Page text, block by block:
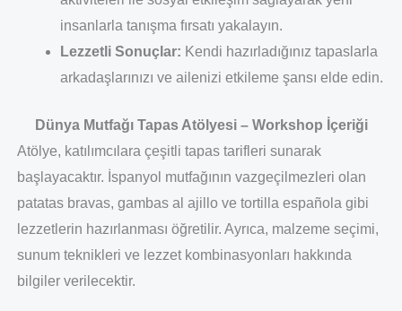
insanlarla tanışma fırsatı yakalayın.
Lezzetli Sonuçlar: Kendi hazırladığınız tapaslarla
arkadaşlarınızı ve ailenizi etkileme şansı elde edin.
Dünya Mutfağı Tapas Atölyesi – Workshop İçeriği
Atölye, katılımcılara çeşitli tapas tarifleri sunarak
başlayacaktır. İspanyol mutfağının vazgeçilmezleri olan
patatas bravas, gambas al ajillo ve tortilla española gibi
lezzetlerin hazırlanması öğretilir. Ayrıca, malzeme seçimi,
sunum teknikleri ve lezzet kombinasyonları hakkında
bilgiler verilecektir.